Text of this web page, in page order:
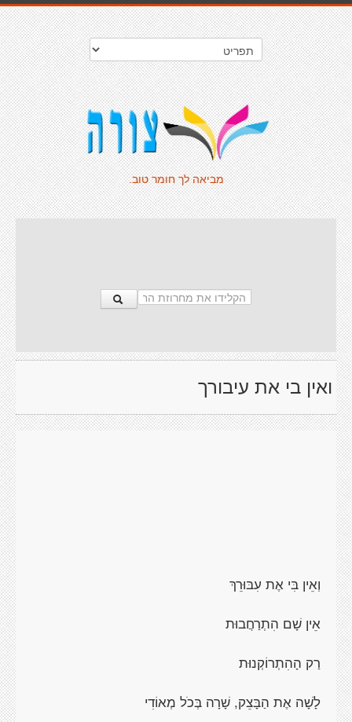
מביאה לך חומר טוב.
ואין בי את עיבורך
וְאֵין בִּי אֶת עִבּוּרֵךְ
אֵין שָׁם הִתְרַחֲבוּת
רַק הָהִתְרוֹקְנוּת
לָשָׁה אֶת הַבָּצֵק, שָׁרָה בְּכֹל מְאוֹדִי